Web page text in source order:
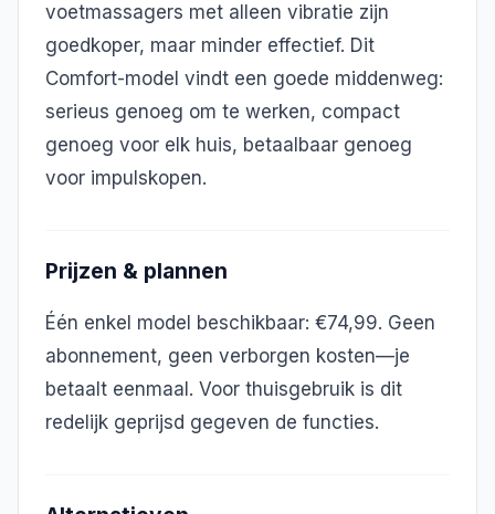
voetmassagers met alleen vibratie zijn
goedkoper, maar minder effectief. Dit
Comfort-model vindt een goede middenweg:
serieus genoeg om te werken, compact
genoeg voor elk huis, betaalbaar genoeg
voor impulskopen.
Prijzen & plannen
Één enkel model beschikbaar: €74,99. Geen
abonnement, geen verborgen kosten—je
betaalt eenmaal. Voor thuisgebruik is dit
redelijk geprijsd gegeven de functies.